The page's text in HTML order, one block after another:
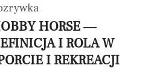
HORSE —
I ROLA W
I REKREACJI